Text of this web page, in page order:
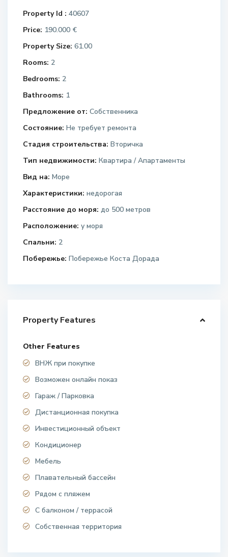
Property Id : 40607
Price: 190.000 €
Property Size: 61.00
Rooms: 2
Bedrooms: 2
Bathrooms: 1
Предложение от: Собственника
Состояние: Не требует ремонта
Стадия строительства: Вторичка
Тип недвижимости: Квартира / Апартаменты
Вид на: Море
Характеристики: недорогая
Расстояние до моря: до 500 метров
Расположение: у моря
Спальни: 2
Побережье: Побережье Коста Дорада
Property Features
Other Features
ВНЖ при покупке
Возможен онлайн показ
Гараж / Парковка
Дистанционная покупка
Инвестиционный объект
Кондиционер
Мебель
Плавательный бассейн
Рядом с пляжем
С балконом / террасой
Собственная территория